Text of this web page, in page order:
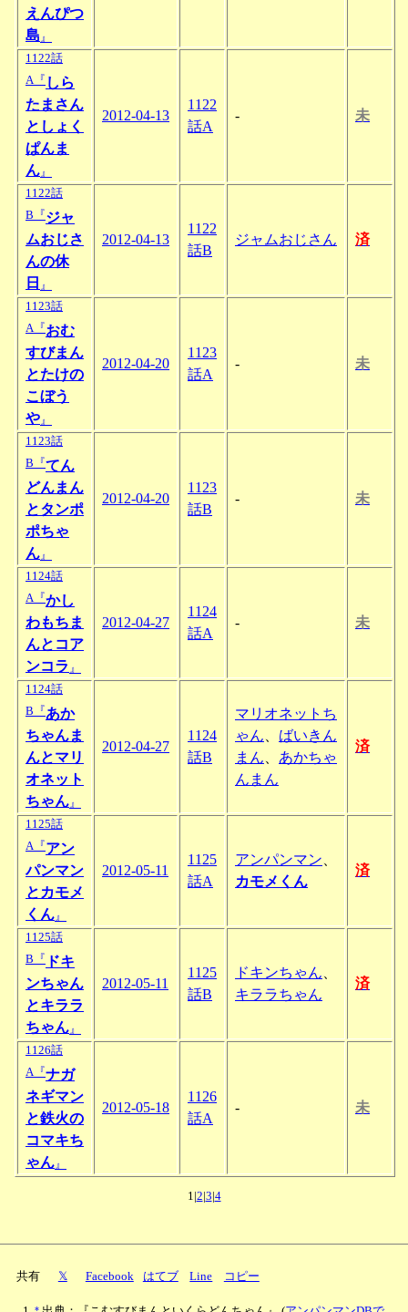
えんぴつ
島 』
1122話
A『 しら
たまさん
としょく
ぱんま
ん 』
2012-04-13
1122
話A
- 未
1122話
B『ジャ
ムおじさ
んの休
日 』
2012-04-13
1122
話B
ジャムおじさん 済
1123話
A『おむ
すびまん
とたけの
こぼう
や 』
2012-04-20
1123
話A
- 未
1123話
B『てん
どんまん
とタンポ
ポちゃ
ん 』
2012-04-20
1123
話B
- 未
1124話
A『かし
わもちま
んとコア
ンコラ 』
2012-04-27
1124
話A
- 未
1124話
B『あか
ちゃんま
んとマリ
オネット
ちゃん 』
2012-04-27
1124
話B
マリオネットち
ゃん
ばいきん
まん
あかちゃ
んまん
済
1125話
A『アン
パンマン
とカモメ
くん 』
2012-05-11
1125
話A
アンパンマン
カモメくん
済
1125話
B『 ドキ
ンちゃん
とキララ
ちゃん 』
2012-05-11
1125
話B
ドキンちゃん
キララちゃん
済
1126話
A『ナガ
ネギマン
と鉄火の
コマキち
ゃん 』
2012-05-18
1126
話A
- 未
1| 2 3 4
共有 𝕏 Facebook はてブ Line コピー
*